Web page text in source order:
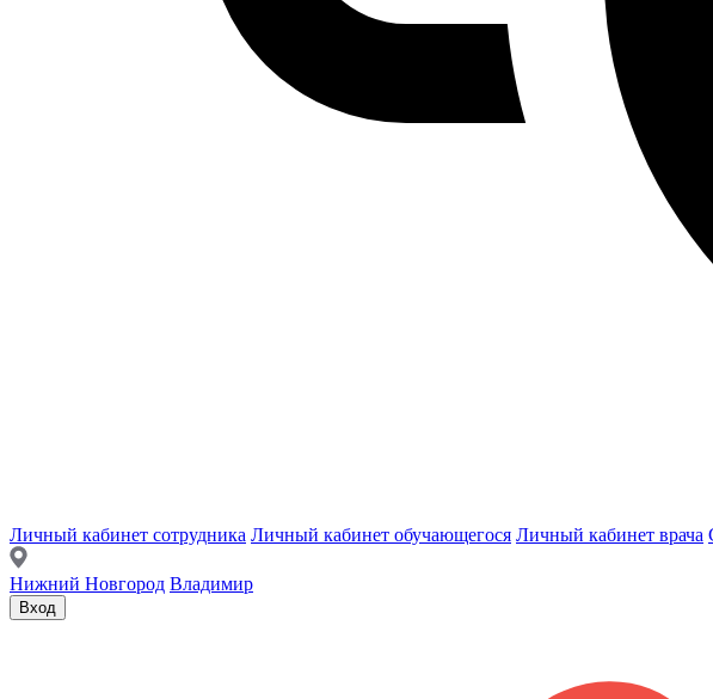
Личный кабинет сотрудника Личный кабинет обучающегося Личный кабинет врача
Нижний Новгород Владимир
Вход